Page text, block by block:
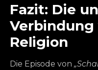
Fazit: Die
Verbindung
Religion
Die Episode von